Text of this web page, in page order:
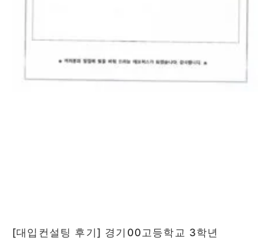
[대입컨설팅 후기] 경기00고등학교 3학년